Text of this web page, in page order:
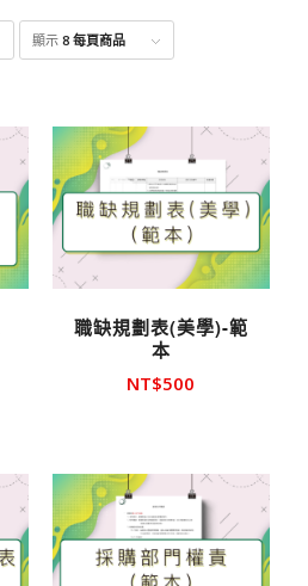
點
顯示8 每頁商品
職缺規劃表(美學)-範
本
NT$500